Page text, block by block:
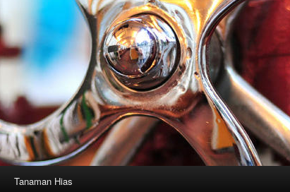
Tanaman Hias